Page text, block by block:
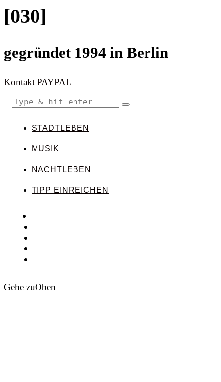
[030]
gegründet 1994 in Berlin
Kontakt PAYPAL
STADTLEBEN
MUSIK
NACHTLEBEN
TIPP EINREICHEN
Gehe zuOben